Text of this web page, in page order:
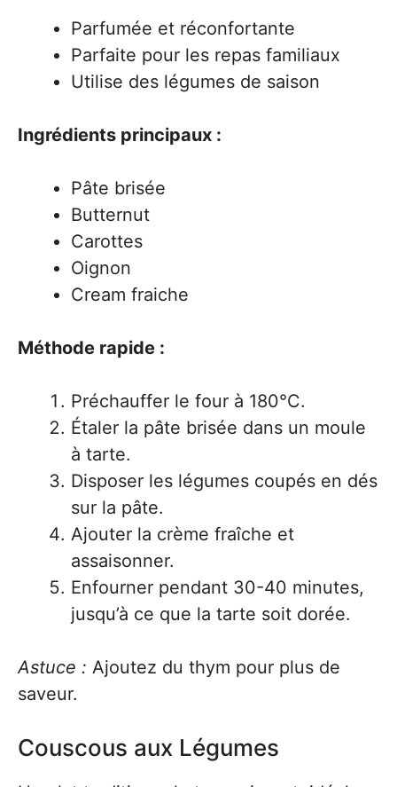
Parfumée et réconfortante
Parfaite pour les repas familiaux
Utilise des légumes de saison
Ingrédients principaux :
Pâte brisée
Butternut
Carottes
Oignon
Cream fraiche
Méthode rapide :
Préchauffer le four à 180°C.
Étaler la pâte brisée dans un moule
à tarte.
Disposer les légumes coupés en dés
sur la pâte.
Ajouter la crème fraîche et
assaisonner.
Enfourner pendant 30-40 minutes,
jusqu’à ce que la tarte soit dorée.
Astuce : Ajoutez du thym pour plus de
saveur.
Couscous aux Légumes